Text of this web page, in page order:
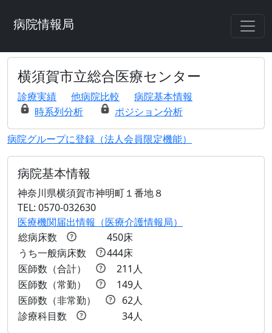
病院情報局
横須賀市立総合医療センター
診療実績 他病院比較
病院基本情報
時系列分析
ポジション分析
病院グループに登録（法人会員限定機能）
病院基本情報
神奈川県横須賀市神明町１番地８
TEL: 0570-032630
医療機関届出情報（医療介護情報局）
総病床数
450床
うち一般病床数
444床
医師数（合計）
211人
医師数（常勤）
149人
医師数（非常勤）
62人
診療科目数
34人